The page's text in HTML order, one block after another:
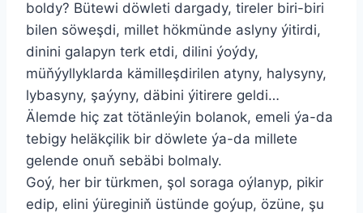
boldy? Bütewi döwleti dargady, tireler biri-biri
bilen söweşdi, millet hökmünde aslyny ýitirdi,
dinini galapyn terk etdi, dilini ýoýdy,
müňýyllyklarda kämilleşdirilen atyny, halysyny,
lybasyny, şaýyny, däbini ýitirere geldi…
Älemde hiç zat tötänleýin bolanok, emeli ýa-da
tebigy heläkçilik bir döwlete ýa-da millete
gelende onuň sebäbi bolmaly.
Goý, her bir türkmen, şol soraga oýlanyp, pikir
edip, elini ýüreginiň üstünde goýup, özüne, şu